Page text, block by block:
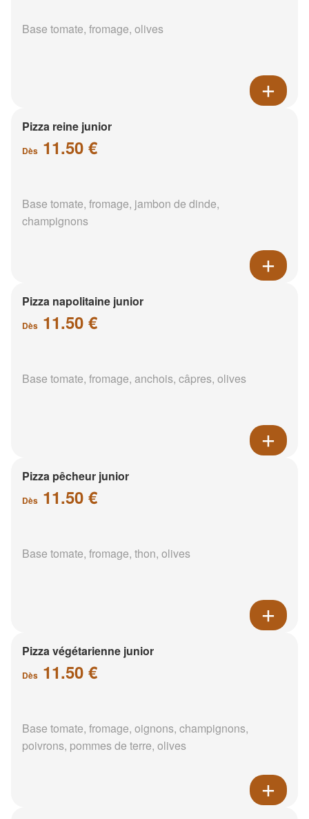
Base tomate, fromage, olives
Pizza reine junior
Dès 11.50 €
Base tomate, fromage, jambon de dinde,
champignons
Pizza napolitaine junior
Dès 11.50 €
Base tomate, fromage, anchois, câpres, olives
Pizza pêcheur junior
Dès 11.50 €
Base tomate, fromage, thon, olives
Pizza végétarienne junior
Dès 11.50 €
Base tomate, fromage, oignons, champignons,
poivrons, pommes de terre, olives